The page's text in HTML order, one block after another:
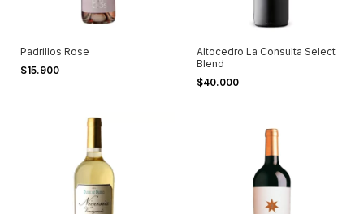
Padrillos Rose
$15.900
Altocedro La Consulta Select
Blend
$40.000